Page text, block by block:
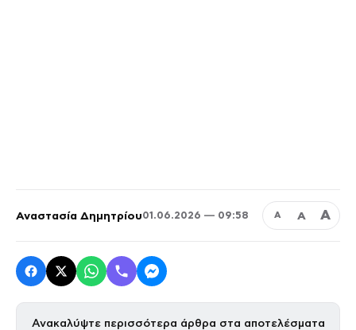
Αναστασία Δημητρίου01.06.2026 — 09:58 Α Α Α
Ανακαλύψτε περισσότερα άρθρα στα αποτελέσματα